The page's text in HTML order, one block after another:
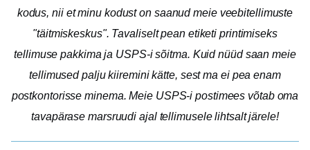
kodus, nii et minu kodust on saanud meie veebitellimuste
"täitmiskeskus". Tavaliselt pean etiketi printimiseks
tellimuse pakkima ja USPS-i sõitma. Kuid nüüd saan meie
tellimused palju kiiremini kätte, sest ma ei pea enam
postkontorisse minema. Meie USPS-i postimees võtab oma
tavapärase marsruudi ajal tellimusele lihtsalt järele!